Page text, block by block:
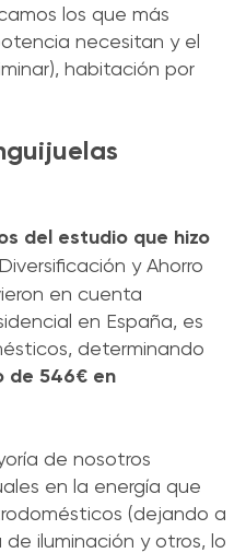
los que más
necesitan y el
habitación por
del estudio que hizo
y Ahorro
en cuenta
en España, es
determinando
de 546€ en
de nosotros
en la energía que
(dejando a
iluminación y otros, lo